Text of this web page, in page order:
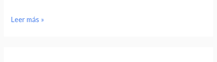
Leer más »